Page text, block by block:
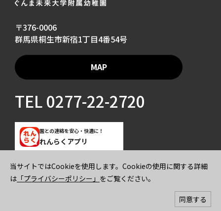
〒376-0006
群馬県桐生市新宿1丁目4番54号
MAP
TEL0277-22-2720
園との連絡を安心・快適に！
れんらくアプリ
ご寄付のお願いプライバシーポリシー
© 2026 GUNMA MIRAI UNIVERSITY KINDERGARTEN All rights reserved.
同意する
当サイトではCookieを使用します。Cookieの使用に関する詳細
は 「プライバシーポリシー」 をご覧ください。